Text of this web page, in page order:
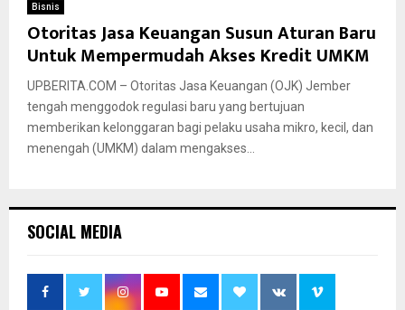
Bisnis
Otoritas Jasa Keuangan Susun Aturan Baru
Untuk Mempermudah Akses Kredit UMKM
UPBERITA.COM – Otoritas Jasa Keuangan (OJK) Jember
tengah menggodok regulasi baru yang bertujuan
memberikan kelonggaran bagi pelaku usaha mikro, kecil, dan
menengah (UMKM) dalam mengakses...
SOCIAL MEDIA